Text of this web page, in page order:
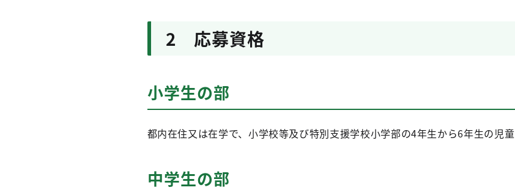
2 応募資格
小学生の部
都内在住又は在学で、小学校等及び特別支援学校小学部の4年生から6年生の児童
中学生の部